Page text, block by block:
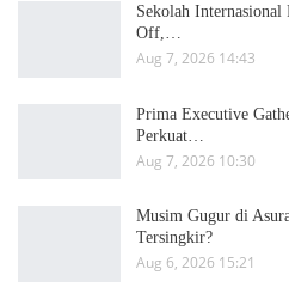
Sekolah
Off,…
Aug 7, 2026 14:43
Prima Executive
Perkuat…
Aug 7, 2026 10:30
Musim Gugur di
Tersingkir?
Aug 6, 2026 15:21